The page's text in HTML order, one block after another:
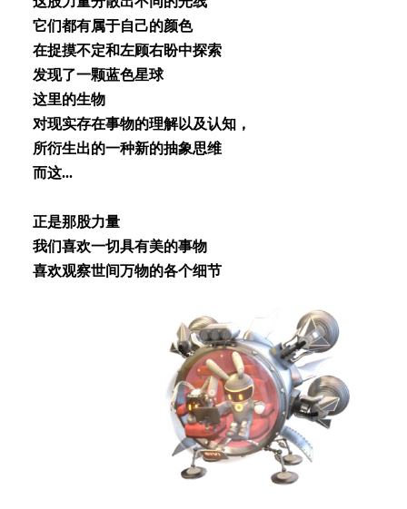
它们都有属于⾃⼰的颜⾊
在捉摸不定和左顾右盼中探索
发现了⼀颗蓝⾊星球
这⾥的⽣物
对现实存在事物的理解以及认知，
所衍⽣出的⼀种新的抽象思维
⽽这...
正是那股⼒量
我们喜欢⼀切具有美的事物
喜欢观察世间万物的各个细节